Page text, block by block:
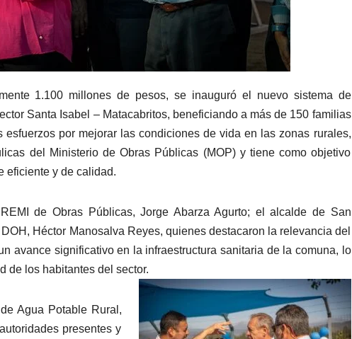
1.100 millones de pesos, se inauguró el nuevo sistema de
Santa Isabel – Matacabritos, beneficiando a más de 150 familias
por mejorar las condiciones de vida en las zonas rurales,
del Ministerio de Obras Públicas (MOP) y tiene como objetivo
eficiente y de calidad.
de Obras Públicas, Jorge Abarza Agurto; el alcalde de San
Héctor Manosalva Reyes, quienes destacaron la relevancia del
avance significativo en la infraestructura sanitaria de la comuna, lo
de los habitantes del sector.
Agua Potable Rural,
presentes y